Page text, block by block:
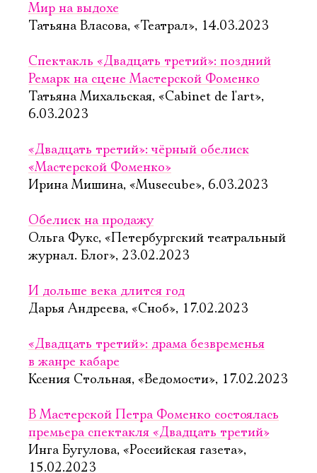
Мир на выдохе
Татьяна Власова, «Театрал», 14.03.2023
Спектакль «Двадцать третий»: поздний
Ремарк на сцене Мастерской Фоменко
Татьяна Михальская, «Cabinet de l'art»,
6.03.2023
«Двадцать третий»: чёрный обелиск
«Мастерской Фоменко»
Ирина Мишина, «Musecube», 6.03.2023
Обелиск на продажу
Ольга Фукс, «Петербургский театральный
журнал. Блог», 23.02.2023
И дольше века длится год
Дарья Андреева, «Сноб», 17.02.2023
«Двадцать третий»: драма безвременья
в жанре кабаре
Ксения Стольная, «Ведомости», 17.02.2023
В Мастерской Петра Фоменко состоялась
премьера спектакля «Двадцать третий»
Инга Бугулова, «Российская газета»,
15.02.2023